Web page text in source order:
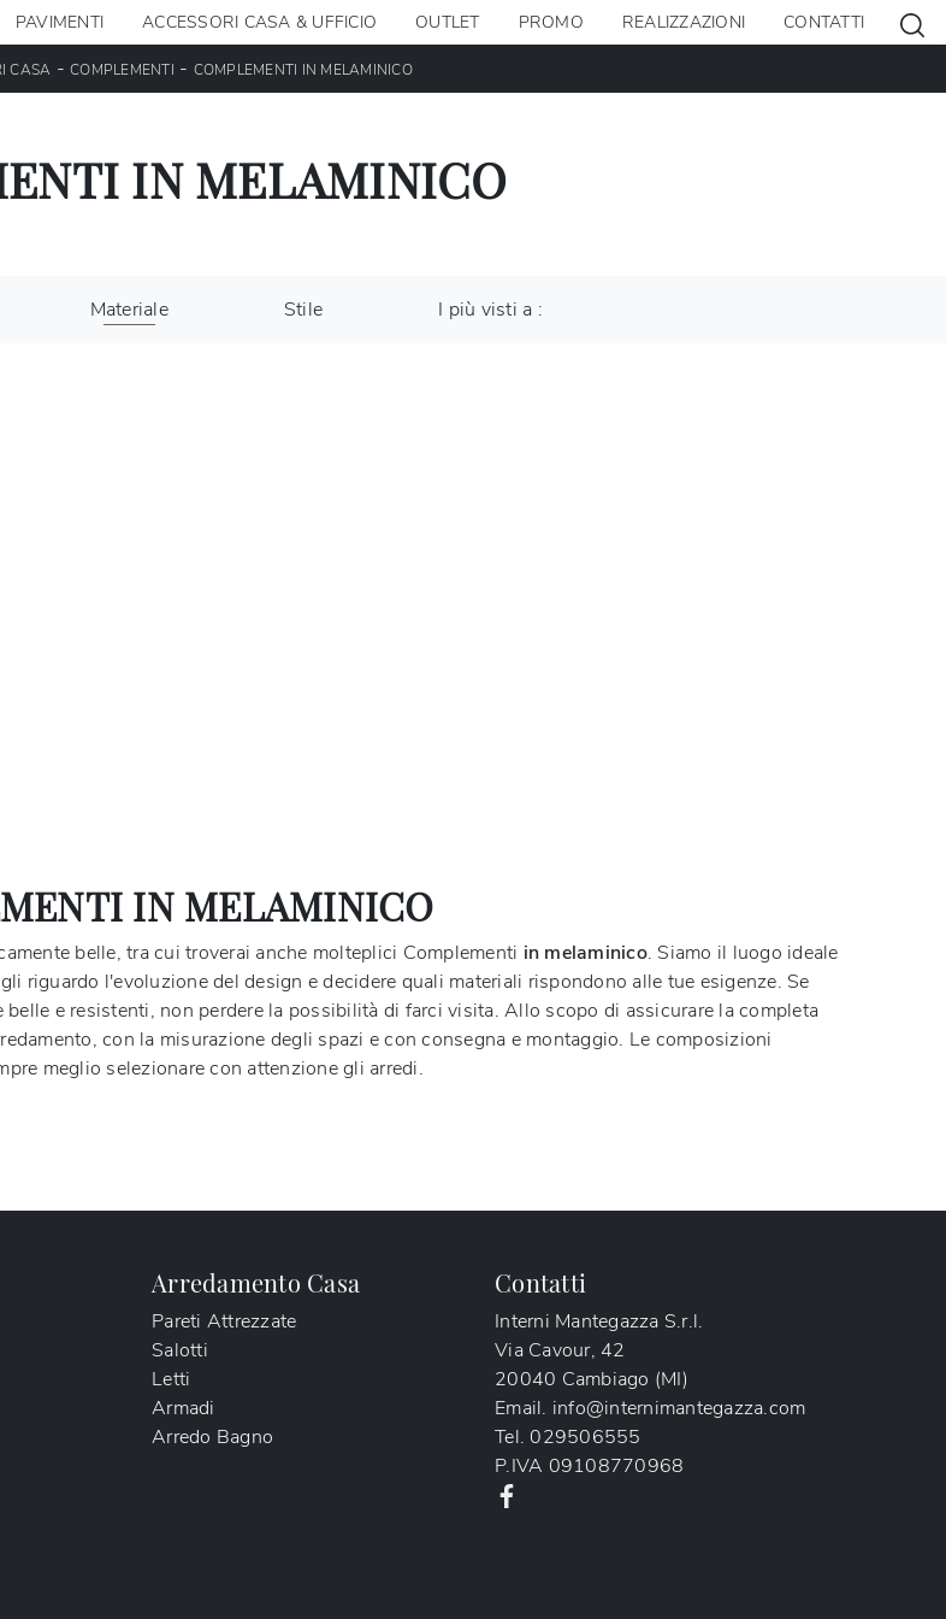
PAVIMENTI ACCESSORI CASA & UFFICIO OUTLET PROMO REALIZZAZIONI CONTATTI
CASA -COMPLEMENTI - COMPLEMENTI IN MELAMINICO
IN MELAMINICO
Materiale Stile I più visti a :
IN MELAMINICO
belle, tra cui troverai anche molteplici Complementi in melaminico. Siamo il luogo ideale
riguardo l'evoluzione del design e decidere quali materiali rispondono alle tue esigenze. Se
belle e resistenti, non perdere la possibilità di farci visita. Allo scopo di assicurare la completa
con la misurazione degli spazi e con consegna e montaggio. Le composizioni
meglio selezionare con attenzione gli arredi.
Arredamento Casa
Pareti Attrezzate
Salotti
Letti
Armadi
Arredo Bagno
Contatti
Interni Mantegazza S.r.l.
Via Cavour, 42
20040 Cambiago (MI)
Email. info@internimantegazza.com
Tel. 029506555
P.IVA 09108770968